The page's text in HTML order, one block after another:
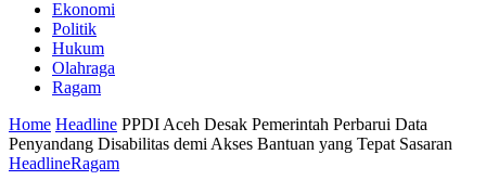
Ekonomi
Politik
Hukum
Olahraga
Ragam
Home Headline PPDI Aceh Desak Pemerintah Perbarui Data
Penyandang Disabilitas demi Akses Bantuan yang Tepat Sasaran
HeadlineRagam